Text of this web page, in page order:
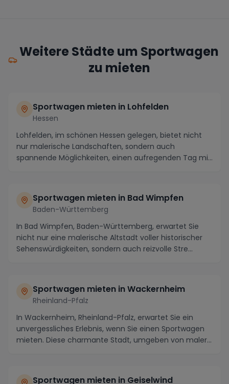
Weitere Städte um Sportwagen
zu mieten
Sportwagen mieten in Lohfelden
Hessen
Lohfelden, im schönen Hessen gelegen, bietet nicht
nur malerische Landschaften, sondern auch
spannende Möglichkeiten, einen aufregenden Tag mit
Sportwagen mieten in Bad Wimpfen
Baden-Württemberg
In Bad Wimpfen, Baden-Württemberg, erwartet Sie
nicht nur eine malerische Altstadt voller historischer
Sehenswürdigkeiten, sondern auch reizvolle Stre...
Sportwagen mieten in Wackernheim
Rheinland-Pfalz
In Wackernheim, Rheinland-Pfalz, erwartet Sie ein
unvergessliches Erlebnis, wenn Sie einen Sportwagen
mieten. Diese charmante Stadt, umgeben von maler...
Sportwagen mieten in Geiselwind